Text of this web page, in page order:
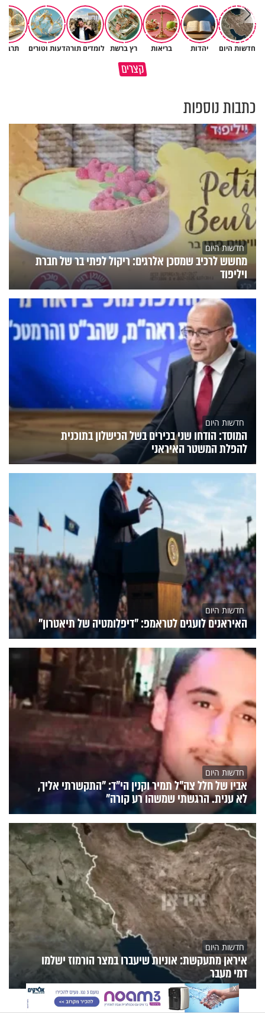
חדשות היום יהדות בריאות רץ ברשת לומדים תורהדעות וטורים
קצרים
תשתמש באהבה של השם לטובתך
פותחים פתח קטן - ומקבלים
כתבות נוספות
חדשות היום
מחשש לרכיב שמסכן אלרגים: ריקול לפתי בר של חברת
ויליפוד
חדשות היום
המוסד: הודחו שני בכירים בשל הכישלון בתוכנית
להפלת המשטר האיראני
חדשות היום
האיראנים לועגים לטראמפ: "דיפלומטיה של תיאטרון"
חדשות היום
אביו של חלל צה"ל תמיר וקנין הי"ד: "התקשרתי אליך,
לא ענית. הרגשתי שמשהו רע קורה"
חדשות היום
איראן מתעקשת: אוניות שיעברו במצר הורמוז ישלמו
דמי מעבר
הנצפיםפעילות הידברותתוכניות הערוץ
X